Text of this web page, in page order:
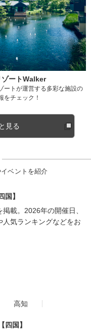
ゾートWalker
ートが運営する多彩な施設の
をチェック！
見る
ベントを紹介
国】
載。2026年の開催日、
人気ランキングなどをお
高知
四国】